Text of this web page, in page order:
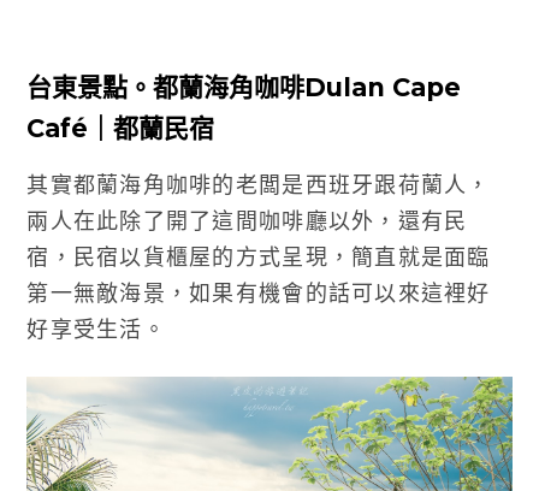
台東景點。都蘭海角咖啡Dulan Cape
Café｜都蘭民宿
其實都蘭海角咖啡的老闆是西班牙跟荷蘭人，
兩人在此除了開了這間咖啡廳以外，還有民
宿，民宿以貨櫃屋的方式呈現，簡直就是面臨
第一無敵海景，如果有機會的話可以來這裡好
好享受生活。